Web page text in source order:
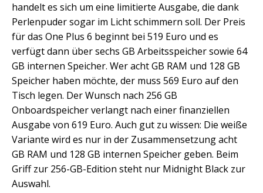
handelt es sich um eine limitierte Ausgabe, die dank
Perlenpuder sogar im Licht schimmern soll. Der Preis
für das One Plus 6 beginnt bei 519 Euro und es
verfügt dann über sechs GB Arbeitsspeicher sowie 64
GB internen Speicher. Wer acht GB RAM und 128 GB
Speicher haben möchte, der muss 569 Euro auf den
Tisch legen. Der Wunsch nach 256 GB
Onboardspeicher verlangt nach einer finanziellen
Ausgabe von 619 Euro. Auch gut zu wissen: Die weiße
Variante wird es nur in der Zusammensetzung acht
GB RAM und 128 GB internen Speicher geben. Beim
Griff zur 256-GB-Edition steht nur Midnight Black zur
Auswahl.